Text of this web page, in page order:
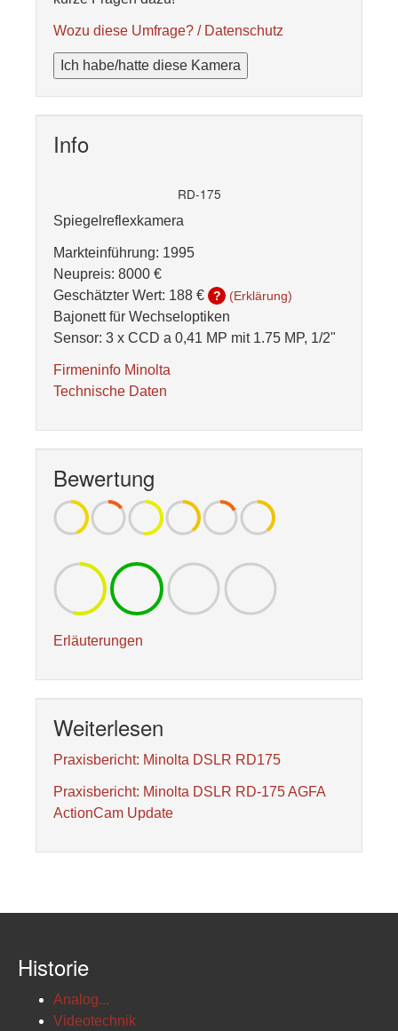
Wozu diese Umfrage? / Datenschutz
Ich habe/hatte diese Kamera
Info
RD-175
Spiegelreflexkamera
Markteinführung: 1995
Neupreis: 8000 €
Geschätzter Wert: 188 € ? (Erklärung)
Bajonett für Wechseloptiken
Sensor: 3 x CCD a 0,41 MP mit 1.75 MP, 1/2"
Firmeninfo Minolta
Technische Daten
Bewertung
Erläuterungen
Weiterlesen
Praxisbericht: Minolta DSLR RD175
Praxisbericht: Minolta DSLR RD-175 AGFA
ActionCam Update
Historie
Analog...
Videotechnik